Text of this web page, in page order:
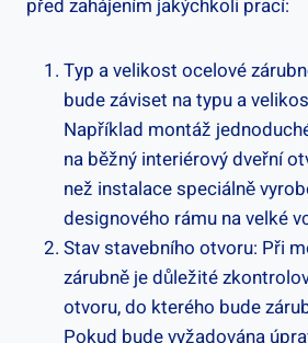
před zahájením jakýchkoli prací:
Typ a velikost ocelové
bude záviset na typu a
Například montáž
na běžný interiérový dveřní
než instalace speciálně
designového rámu na velké
Stav stavebního otvoru: Při
zárubně je důležité
otvoru, do kterého bude
Pokud bude vyžadována